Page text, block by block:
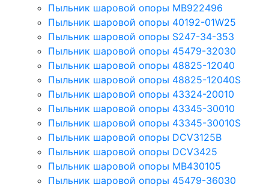
Пыльник шаровой опоры MB922496
Пыльник шаровой опоры 40192-01W25
Пыльник шаровой опоры S247-34-353
Пыльник шаровой опоры 45479-32030
Пыльник шаровой опоры 48825-12040
Пыльник шаровой опоры 48825-12040S
Пыльник шаровой опоры 43324-20010
Пыльник шаровой опоры 43345-30010
Пыльник шаровой опоры 43345-30010S
Пыльник шаровой опоры DCV3125B
Пыльник шаровой опоры DCV3425
Пыльник шаровой опоры MB430105
Пыльник шаровой опоры 45479-36030